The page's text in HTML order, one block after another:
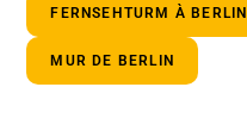
FERNSEHTURM À BERLIN
MUR DE BERLIN